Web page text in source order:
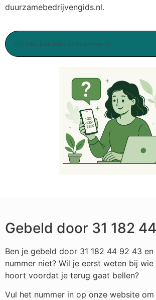
duurzamebedrijvengids.nl.
Gebeld door 31 182
Ben je gebeld door 31 182 44 92 43
nummer niet? Wil je eerst weten bij
hoort voordat je terug gaat bellen?
Vul het nummer in op onze website